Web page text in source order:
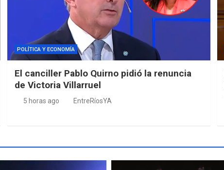
POLÍTICA Y ECONOMÍA
El canciller Pablo Quirno pidió la renuncia
de Victoria Villarruel
5 horas ago EntreRíosYA